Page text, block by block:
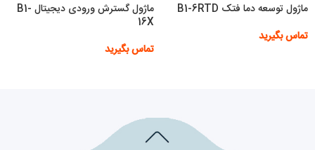
ماژول توسعه دما فتک B1-6RTD
تماس بگیرید
ماژول گسترش ورودی دیجیتال B1-
16X
تماس بگیرید